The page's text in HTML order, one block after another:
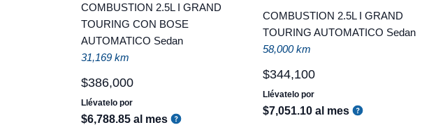
COMBUSTION 2.5L I GRAND
TOURING CON BOSE
AUTOMATICO Sedan
31,169 km
$386,000
Llévatelo por
$6,788.85 al mes
COMBUSTION 2.5L I GRAND
TOURING AUTOMATICO Sedan
58,000 km
$344,100
Llévatelo por
$7,051.10 al mes